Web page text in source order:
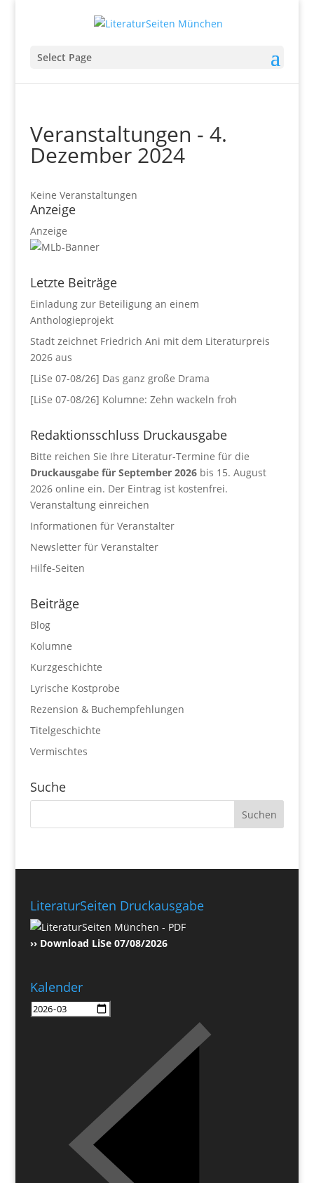
Select Page
Veranstaltungen - 4.
Dezember 2024
Keine Veranstaltungen
Anzeige
Anzeige
Letzte Beiträge
Einladung zur Beteiligung an einem
Anthologieprojekt
Stadt zeichnet Friedrich Ani mit dem Literaturpreis
2026 aus
[LiSe 07-08/26] Das ganz große Drama
[LiSe 07-08/26] Kolumne: Zehn wackeln froh
Redaktionsschluss Druckausgabe
Bitte reichen Sie Ihre Literatur-Termine für die
Druckausgabe für September 2026bis 15. August
2026 online ein. Der Eintrag ist kostenfrei.
Veranstaltung einreichen
Informationen für Veranstalter
Newsletter für Veranstalter
Hilfe-Seiten
Beiträge
Blog
Kolumne
Kurzgeschichte
Lyrische Kostprobe
Rezension & Buchempfehlungen
Titelgeschichte
Vermischtes
Suche
LiteraturSeiten Druckausgabe
›› Download LiSe 07/08/2026
Kalender